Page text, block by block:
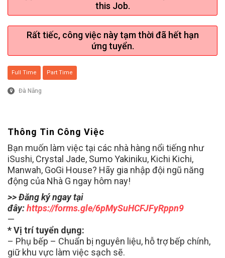
this Job.
Rất tiếc, công việc này tạm thời đã hết hạn
ứng tuyển.
Full Time Part Time
Đà Nẵng
Thông Tin Công Việc
Bạn muốn làm việc tại các nhà hàng nổi tiếng như
iSushi, Crystal Jade, Sumo Yakiniku, Kichi Kichi,
Manwah, GoGi House? Hãy gia nhập đội ngũ năng
động của Nhà G ngay hôm nay!
>> Đăng ký ngay tại
đây:https://forms.gle/6pMySuHCFJFyRppn9
—
* Vị trí tuyển dụng:
– Phụ bếp – Chuẩn bị nguyên liệu, hỗ trợ bếp chính,
giữ khu vực làm việc sạch sẽ.